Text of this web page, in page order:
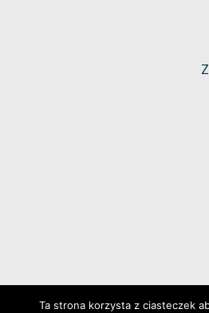
Ta strona korzysta z ciasteczek